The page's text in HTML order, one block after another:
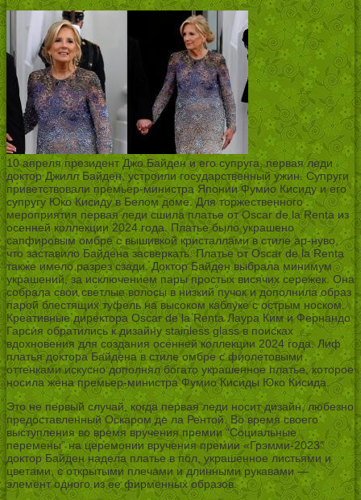
10 апреля президент Джо Байден и его супруга, первая леди
доктор Джилл Байден, устроили государственный ужин. Супруги
приветствовали премьер-министра Японии Фумио Кисиду и его
супругу Юко Кисиду в Белом доме. Для торжественного
мероприятия первая леди сшила платье от Oscar de la Renta из
осенней коллекции 2024 года. Платье было украшено
сапфировым омбре с вышивкой кристаллами в стиле ар-нуво,
что заставило Байдена засверкать. Платье от Oscar de la Renta
также имело разрез сзади. Доктор Байден выбрала минимум
украшений, за исключением пары простых висячих сережек. Она
собрала свои светлые волосы в низкий пучок и дополнила образ
парой блестящих туфель на высоком каблуке с острым носком.
Креативные директора Oscar de la Renta Лаура Ким и Фернандо
Гарсия обратились к дизайну stainless glass в поисках
вдохновения для создания осенней коллекции 2024 года. Лиф
платья доктора Байдена в стиле омбре с фиолетовыми
оттенками искусно дополнял богато украшенное платье, которое
носила жена премьер-министра Фумио Кисиды Юко Кисида.
Это не первый случай, когда первая леди носит дизайн, любезно
предоставленный Оскаром де ла Рентой. Во время своего
выступления во время вручения премии “Социальные
перемены” на церемонии вручения премии «Грэмми-2023″
доктор Байден надела платье в пол, украшенное листьями и
цветами, с открытыми плечами и длинными рукавами —
элемент одного из ее фирменных образов.